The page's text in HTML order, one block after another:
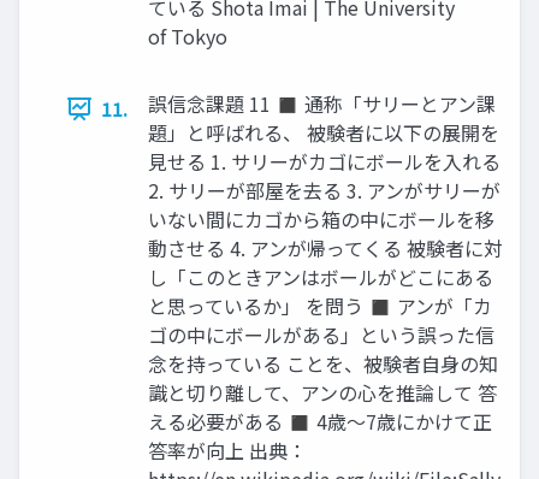
ている Shota Imai | The University
of Tokyo
11.
誤信念課題 11 ◼ 通称「サリーとアン課
題」と呼ばれる、 被験者に以下の展開を
見せる 1. サリーがカゴにボールを入れる
2. サリーが部屋を去る 3. アンがサリーが
いない間にカゴから箱の中にボールを移
動させる 4. アンが帰ってくる 被験者に対
し「このときアンはボールがどこにある
と思っているか」 を問う ◼ アンが「カ
ゴの中にボールがある」という誤った信
念を持っている ことを、被験者自身の知
識と切り離して、アンの心を推論して 答
える必要がある ◼ 4歳〜7歳にかけて正
答率が向上 出典：